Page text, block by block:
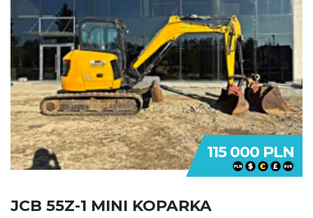
115 000 PLN
JCB 55Z-1 MINI KOPARKA